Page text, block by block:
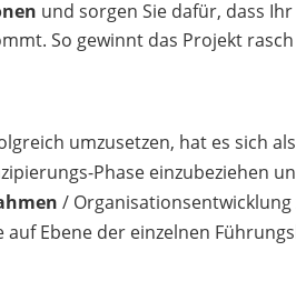
und sorgen Sie dafür, dass
So gewinnt das Projekt
umzusetzen, hat es sich
Phase einzubeziehen
/ Organisationsentwicklung
Ebene der einzelnen